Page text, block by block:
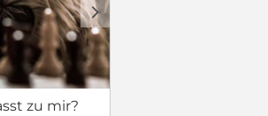
zu mir?
d